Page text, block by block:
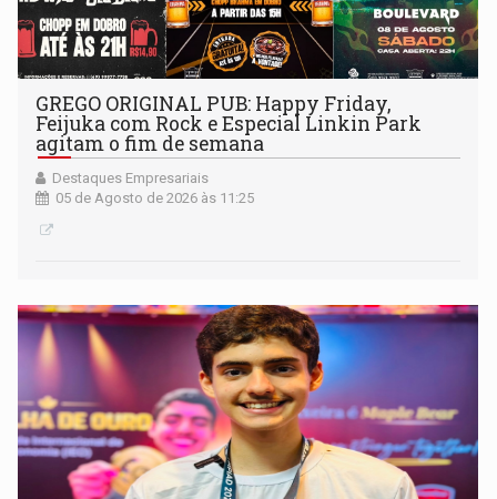
GREGO ORIGINAL PUB: Happy Friday,
Feijuka com Rock e Especial Linkin Park
agitam o fim de semana
Destaques Empresariais
05 de Agosto de 2026 às 11:25